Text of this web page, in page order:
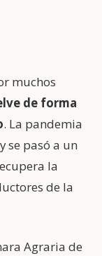
muchos
de forma
. La pandemia
se pasó a un
la
de la
Agraria de